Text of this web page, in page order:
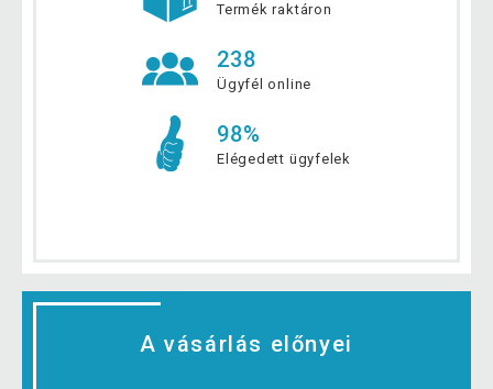
Termék raktáron
238
Ügyfél online
98%
Elégedett ügyfelek
A vásárlás előnyei